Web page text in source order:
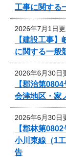
工事に関する
2026年7月1日
【建設工事
に関する一般
2026年6月30日
【郡治第
会津地区・家
2026年6月30日
【郡林第
小川東線（1
告